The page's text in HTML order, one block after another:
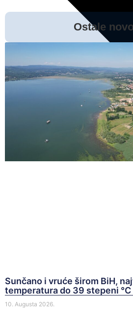
Ostale
Sunčano i vruće širom BiH,
temperatura do 39 stepeni °C
10. Augusta 2026.